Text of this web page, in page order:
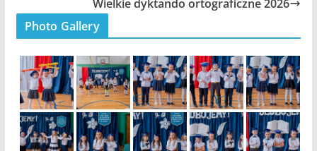
Wielkie dyktando ortograficzne 2026
Photo Gallery